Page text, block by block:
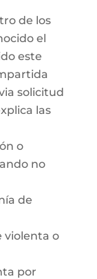
de los
el
este
solicitud
las
o
no
de
violenta o
por